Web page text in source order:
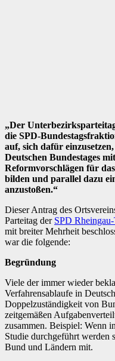
„Der
die SPD-
auf, sich dafür
Deutschen Bundestages mit
Reformvorschlägen für das
bilden und parallel dazu
anzustoßen.“
Dieser Antrag des
Parteitag der SPD
mit breiter Mehrheit
war die folgende:
Begründung
Viele der immer wieder
Verfahrensablaufe in
Doppelzuständigkeit von
zeitgemäßen
zusammen. Beispiel: Wenn
Studie durchgeführt werden
Bund und Ländern mit.